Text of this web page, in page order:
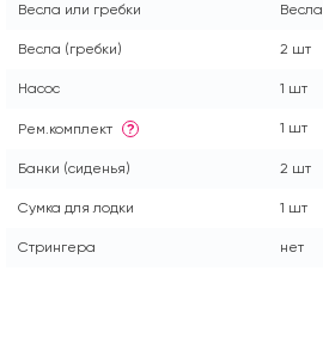
Весла или гребки Весла
Весла (гребки) 2 шт
Насос 1 шт
Рем.комплект ? 1 шт
Банки (сиденья) 2 шт
Сумка для лодки 1 шт
Стрингера нет